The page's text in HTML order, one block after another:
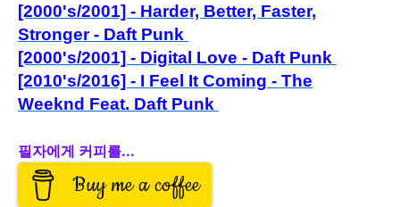
[2000's/2001] - Harder, Better, Faster,
Stronger - Daft Punk
[2000's/2001] - Digital Love - Daft Punk
[2010's/2016] - I Feel It Coming - The
Weeknd Feat. Daft Punk
필자에게 커피를...
Buy me a coffee